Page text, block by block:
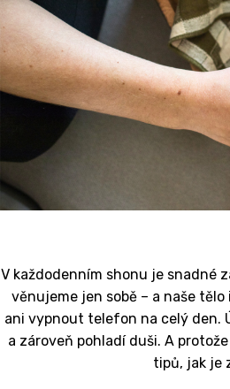
V každodenním shonu je snadné
věnujeme jen sobě – a naše
ani vypnout telefon na celý den.
a zároveň pohladí duši. A
tipů, jak je